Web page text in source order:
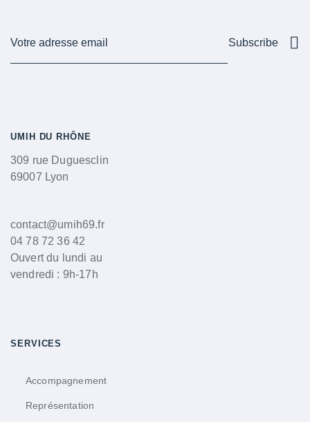
Subscribe
UMIH DU RHÔNE
309 rue Duguesclin
69007 Lyon
contact@umih69.fr
04 78 72 36 42
Ouvert du lundi au
vendredi : 9h-17h
SERVICES
Accompagnement
Représentation